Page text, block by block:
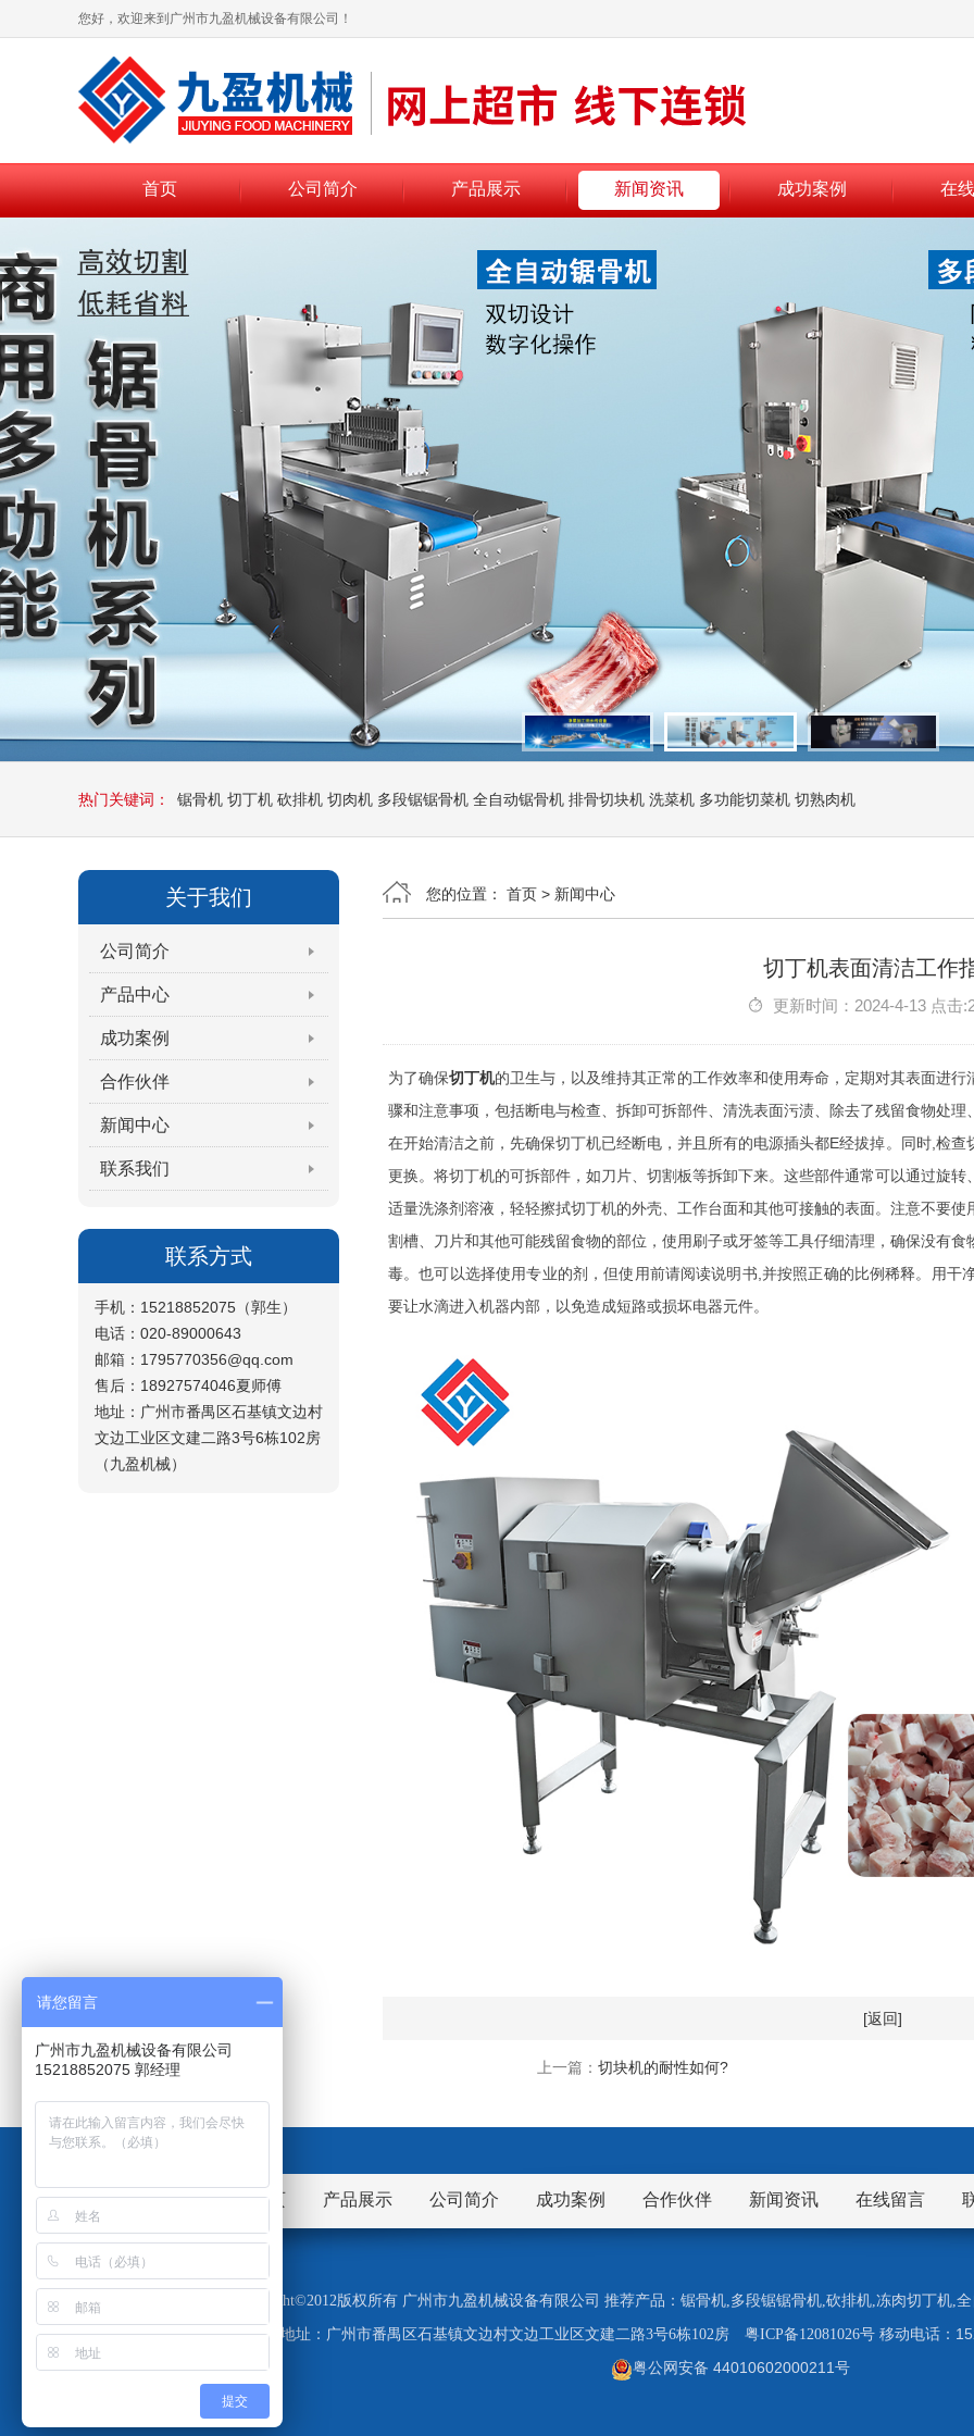
您好，欢迎来到广州市九盈机械设备有限公司！
首页 公司简介 产品展示 新闻资讯 成功案例 在
热门关键词： 锯骨机 切丁机 砍排机 切肉机 多段锯锯骨机 全自动锯骨机 排骨切块机 洗菜机 多功能切菜机 切熟肉机
关于我们
公司简介
产品中心
成功案例
合作伙伴
新闻中心
联系我们
联系方式
手机：15218852075（郭生）
电话：020-89000643
邮箱：1795770356@qq.com
售后：18927574046夏师傅
地址：广州市番禺区石基镇文边村
文边工业区文建二路3号6栋102房
（九盈机械）
您的位置： 首页 > 新闻中心
切丁机表面清洁工作
更新时间：2024-4-13 点击
为了确保切丁机的卫生与，以及维持其正常的工作效率和使用寿命，定期对其表面进
骤和注意事项，包括断电与检查、拆卸可拆部件、清洗表面污渍、除去了残留食物处理
在开始清洁之前，先确保切丁机已经断电，并且所有的电源插头都E经拔掉。同时,检
更换。将切丁机的可拆部件，如刀片、切割板等拆卸下来。这些部件通常可以通过旋
适量洗涤剂溶液，轻轻擦拭切丁机的外壳、工作台面和其他可接触的表面。注意不要
割槽、刀片和其他可能残留食物的部位，使用刷子或牙签等工具仔细清理，确保没有
毒。也可以选择使用专业的剂，但使用前请阅读说明书,并按照正确的比例稀释。用
要让水滴进入机器内部，以免造成短路或损坏电器元件。
[返回]
上一篇： 切块机的耐性如何?
网站首页 产品展示 公司简介 成功案例 合作伙伴 新闻资讯 在线留言
Copyright©2012版权所有 广州市九盈机械设备有限公司 推荐产品： 锯骨机,多段锯锯骨机,砍排机,冻肉切丁机,
地址：广州市番禺区石基镇文边村文边工业区文建二路3号6栋102房 粤ICP备12081026号移动电话：
粤公网安备 44010602000211号
请您留言
广州市九盈机械设备有限公司
15218852075 郭经理
提交